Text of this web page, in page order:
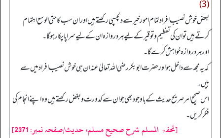
(3)
بعض خوش نصیب افراد تمام امور خیر سے دلچسپی رکھتے ہیں اور ان سب کا حتی الوسع اہتمام
کرتے ہیں تو ان کی تعظیم و توقیر کے لیے ہر دروازہ ان کے لیے سراپا پکار ہو گا۔
اور ہر دروازہ خواہش کرے گا۔
کہ یہ مجھ سے داخل ہو اور حضرت ابو بکر رضی اللہ تعالیٰ عنہ ان ہی خوش نصیب افراد میں سے
ہیں۔
اس صحیح امر صریح حدیث کے باوجود بھی جو ان سے کدورت و بغض رکھتے ہیں وہ اپنے انجام کی
فکر کریں۔
[تحفۃ المسلم شرح صحیح مسلم، حدیث/صفحہ نمبر: 2371]